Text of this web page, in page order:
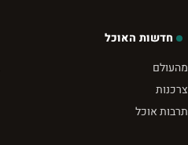
חדשות האוכל
מהעולם
צרכנות
תרבות אוכל